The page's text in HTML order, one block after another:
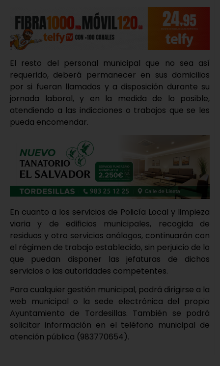
El resto del personal municipal que no sea así
requerido, deberá permanecer en sus domicilios
por si fueran llamados y a disposición durante su
jornada laboral, y en la medida de lo posible,
atendiendo a las indicciones o trabajos que se les
pueda encomendar.
En cuanto a los servicios de Policía Local y limpieza
viaria y de edificios municipales, recogida de
residuos y otro servicios análogos, continuarán con
el régimen de trabajo establecido, sin perjuicio de lo
que puedan disponer las jefaturas de dichos
servicios o las autoridades competentes.
Para cualquier gestión municipal, podrá dirigirse a la
web municipal o la sede electrónica del propio
Ayuntamiento de Tordesillas. También se podrá
solicitar información en el teléfono municipal de
atención pública (983770654).